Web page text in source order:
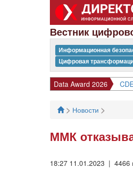
Вестник
Информационная
Цифровая
Data Award 2026
> Новости >
ММК
18:27 11.01.2023 | 4466